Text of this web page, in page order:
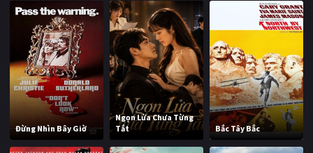
Đừng Nhìn Bây Giờ
Ngọn Lửa Chưa Từng
Tắt
Bắc Tây Bắc